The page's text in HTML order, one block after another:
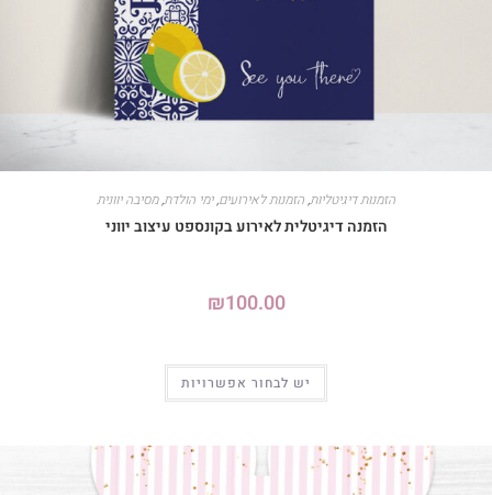
הזמנות דיגיטליות,הזמנות לאירועים,ימי הולדת,מסיבה יוונית
הזמנה דיגיטלית לאירוע בקונספט עיצוב יווני
₪100.00
יש לבחור אפשרויות